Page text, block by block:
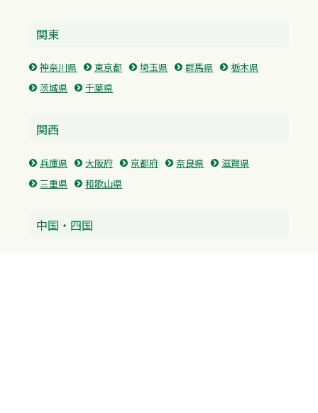
関東
神奈川県 東京都 埼玉県 群馬県
栃木県
茨城県
千葉県
関西
兵庫県 大阪府 京都府 奈良県
滋賀県
三重県
和歌山県
中国・四国